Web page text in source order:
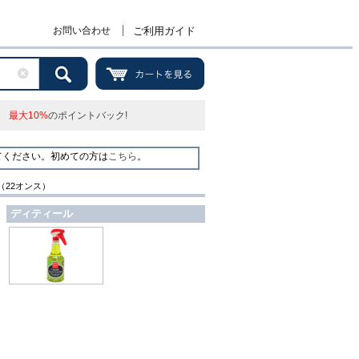
お問い合わせ ご利用ガイド
最大10%のポイントバック!
ください。初めての方はこちら 。
オンス）
ディティール